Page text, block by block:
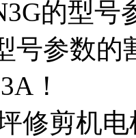
的型号
号参数
！
修剪机电